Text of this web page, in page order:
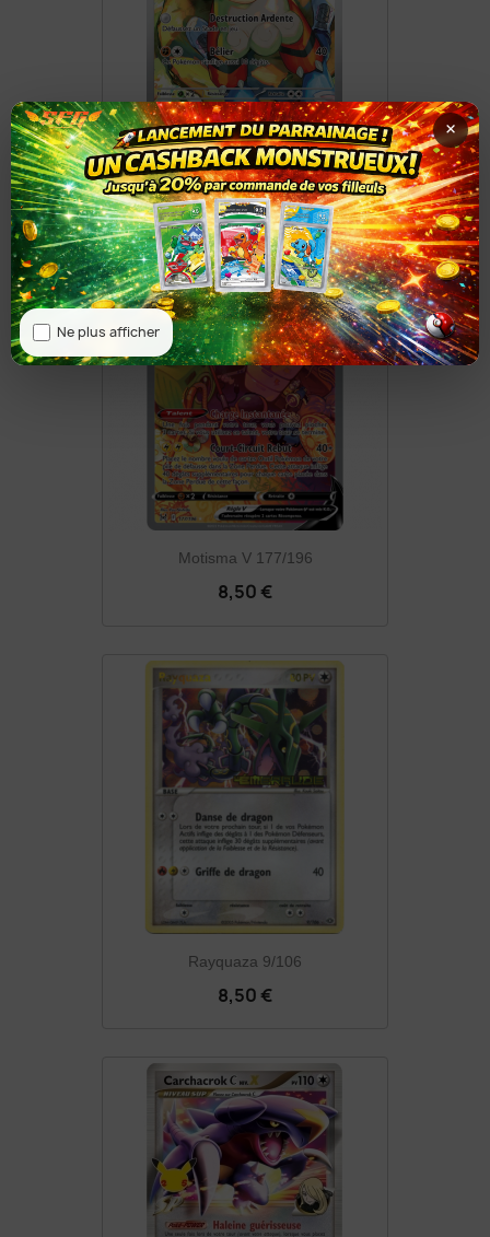
Caninos De Hisui 181/167
8,50 €
Motisma V 177/196
8,50 €
Rayquaza 9/106
8,50 €
×
Ne plus afficher